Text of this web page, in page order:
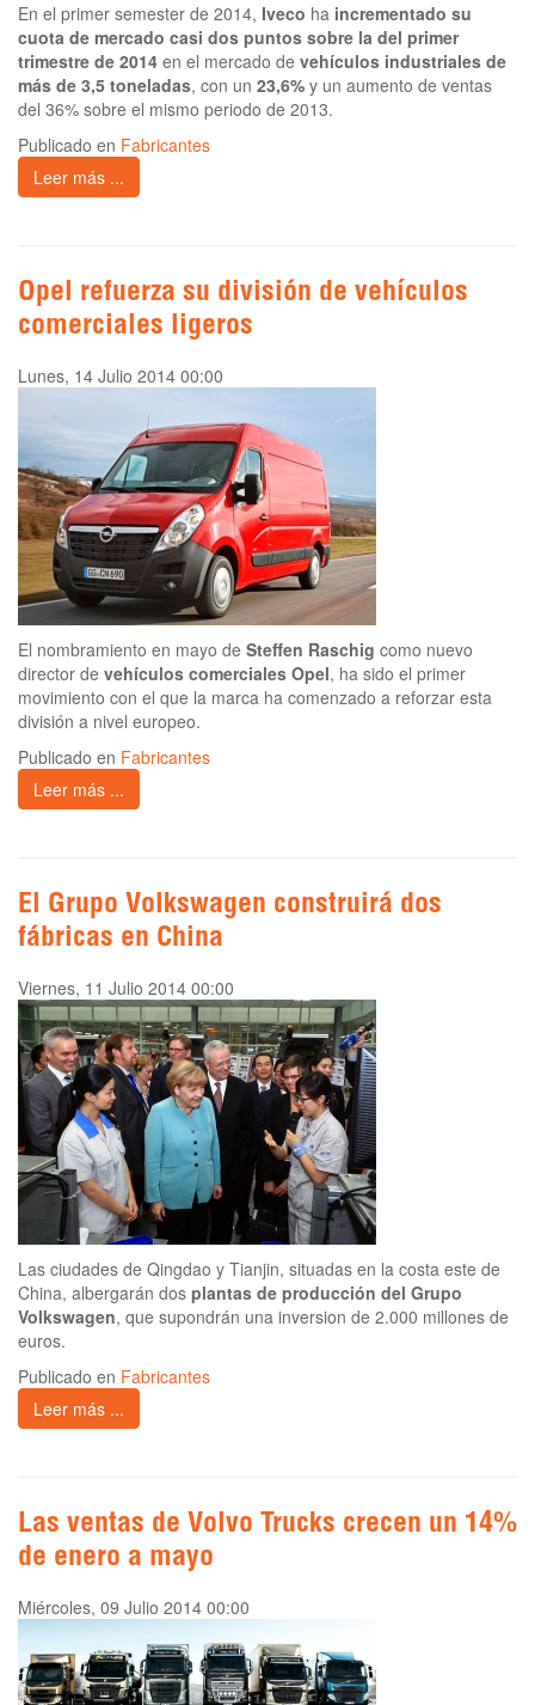
En el primer semester de 2014, Iveco ha incrementado su
cuota de mercado casi dos puntos sobre la del primer
trimestre de 2014 en el mercado de vehículos industriales de
más de 3,5 toneladas, con un 23,6% y un aumento de ventas
del 36% sobre el mismo periodo de 2013.
Publicado en Fabricantes
Leer más ...
Opel refuerza su división de vehículos
comerciales ligeros
Lunes, 14 Julio 2014 00:00
El nombramiento en mayo de Steffen Raschig como nuevo
director de vehículos comerciales Opel, ha sido el primer
movimiento con el que la marca ha comenzado a reforzar esta
división a nivel europeo.
Publicado en Fabricantes
Leer más ...
El Grupo Volkswagen construirá dos
fábricas en China
Viernes, 11 Julio 2014 00:00
Las ciudades de Qingdao y Tianjin, situadas en la costa este de
China, albergarán dos plantas de producción del Grupo
Volkswagen, que supondrán una inversion de 2.000 millones de
euros.
Publicado en Fabricantes
Leer más ...
Las ventas de Volvo Trucks crecen un 14%
de enero a mayo
Miércoles, 09 Julio 2014 00:00